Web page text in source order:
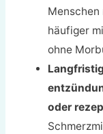
Menschen
häufiger
ohne
oder